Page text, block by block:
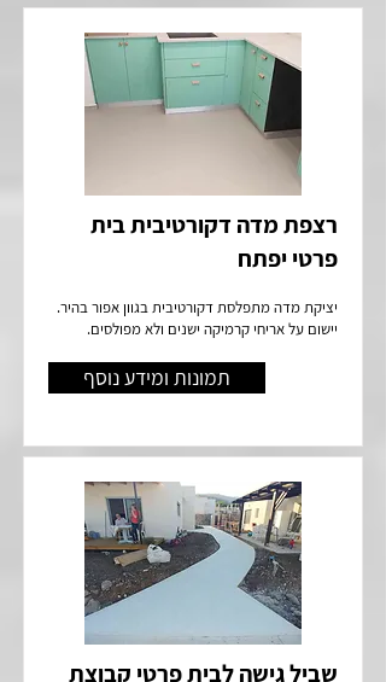
רצפת מדה דקורטיבית בית
פרטי יפתח
יציקת מדה מתפלסת דקורטיבית בגוון אפור בהיר.
יישום על אריחי קרמיקה ישנים ולא מפולסים.
תמונות ומידע נוסף
שביל גישה לבית פרטי קבוצת